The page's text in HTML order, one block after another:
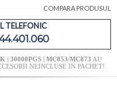
COMPARA PRODUSUL
TELEFONIC
| 30000PGS | MC853/MC873 AU
NEINCLUSE IN PACHET!